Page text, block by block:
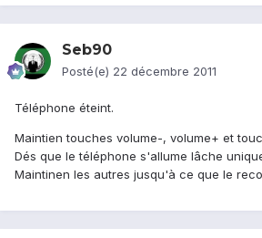
Seb90
Posté(e) 22 décembre 2011
Téléphone éteint.
Maintien touches volume-, volume+ et
Dés que le téléphone s'allume lâche
Maintinen les autres jusqu'à ce que le